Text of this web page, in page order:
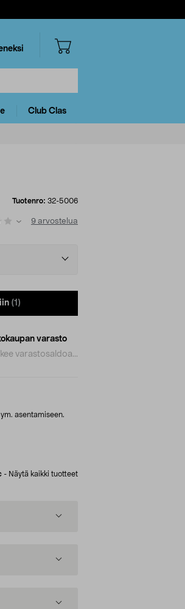
Club Clas
Tuotenro: 32-5006
9 arvostelua
(1)
varasto
varastosaldoa...
asentamiseen.
- Näytä kaikki tuotteet